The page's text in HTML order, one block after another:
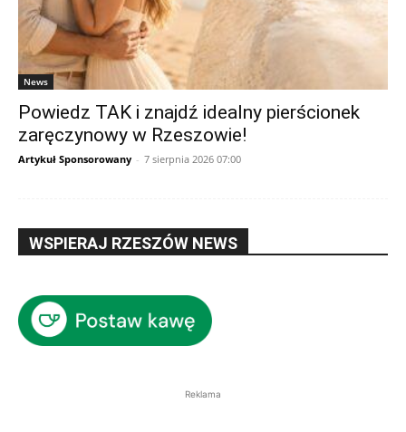
News
Powiedz TAK i znajdź idealny pierścionek
zaręczynowy w Rzeszowie!
Artykuł Sponsorowany - 7 sierpnia 2026 07:00
WSPIERAJ RZESZÓW NEWS
Reklama